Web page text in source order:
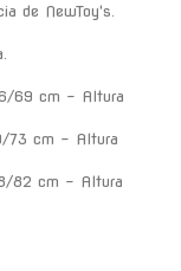
de NewToy's.
69 cm - Altura
73 cm - Altura
82 cm - Altura